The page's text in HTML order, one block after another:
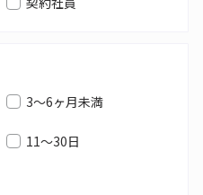
3～6ヶ月未満
11～30日